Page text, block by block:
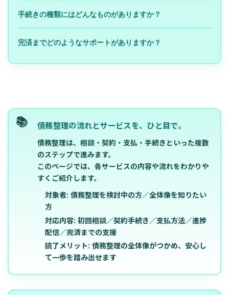
手続きの種類にはどんなものがありますか？
完済までどのようなサポートがありますか？
債務整理の流れとサービスを、ひと目で。
債務整理は、 相談・契約・支払・手続き といった複数
のステップで進みます。
このページでは、 各サービスの内容や流れをわかりや
すくご紹介します。
対象者: 債務整理を検討中の方／全体像を知りたい
方
対応内容: 初回相談／契約手続き／支払方法／進捗
配信／完済までの支援
読了メリット: 債務整理の全体像がつかめ、安心し
て一歩を踏み出せます